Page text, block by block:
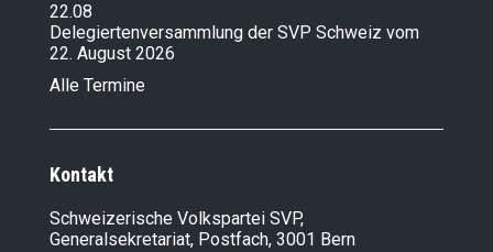
22.08
Delegiertenversammlung der SVP Schweiz vom
22. August 2026
Alle Termine
Kontakt
Schweizerische Volkspartei SVP,
Generalsekretariat, Postfach, 3001 Bern